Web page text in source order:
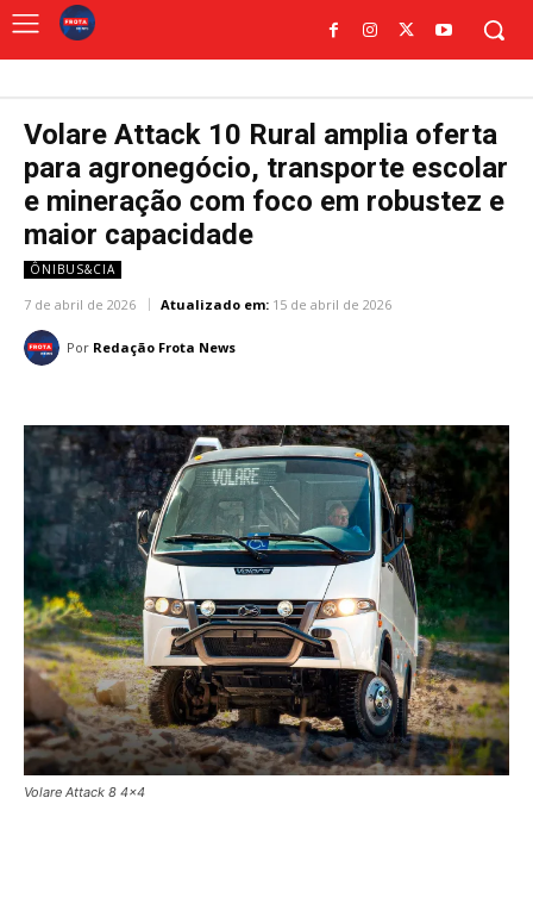
Volare Attack 10 Rural amplia oferta
para agronegócio, transporte escolar
e mineração com foco em robustez e
maior capacidade
ÔNIBUS&CIA
7 de abril de 2026 Atualizado em: 15 de abril de 2026
Por Redação Frota News
Volare Attack 8 4x4